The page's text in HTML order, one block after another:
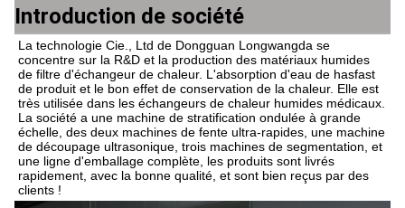
Introduction de société
La technologie Cie., Ltd de Dongguan Longwangda se
concentre sur la R&D et la production des matériaux humides
de filtre d'échangeur de chaleur. L'absorption d'eau de hasfast
de produit et le bon effet de conservation de la chaleur. Elle est
très utilisée dans les échangeurs de chaleur humides médicaux.
La société a une machine de stratification ondulée à grande
échelle, des deux machines de fente ultra-rapides, une machine
de découpage ultrasonique, trois machines de segmentation, et
une ligne d'emballage complète, les produits sont livrés
rapidement, avec la bonne qualité, et sont bien reçus par des
clients !